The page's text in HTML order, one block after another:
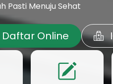
Pasti Menuju Sehat
Daftar Online